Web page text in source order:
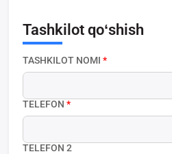
Tashkilot qoʻshish
TASHKILOT NOMI*
TELEFON*
TELEFON 2